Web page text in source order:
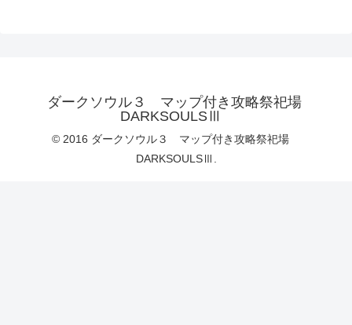
ダークソウル３ マップ付き攻略祭祀場
DARKSOULSⅢ
© 2016 ダークソウル３ マップ付き攻略祭祀場
DARKSOULSⅢ.